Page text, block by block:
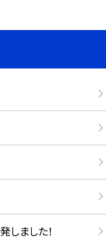
ました！